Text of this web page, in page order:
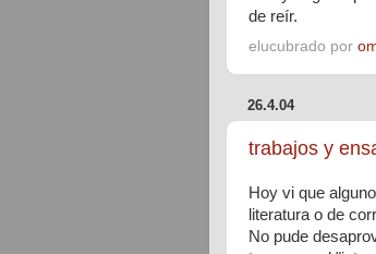
de reír.
elucubrado por
26.4.04
trabajos y
Hoy vi que
literatura o de
No pude